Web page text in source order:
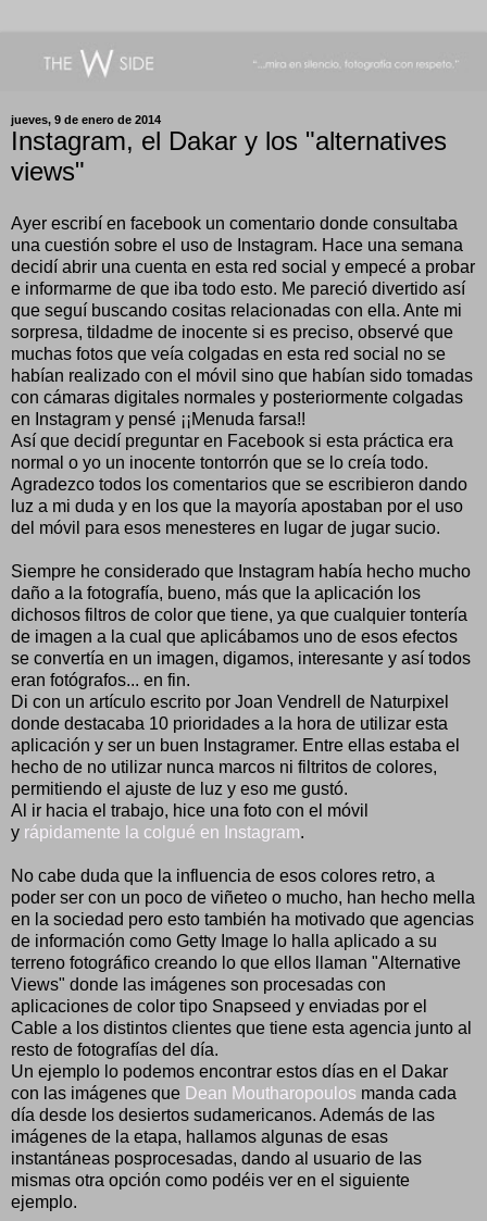
jueves, 9 de enero de 2014
Instagram, el Dakar y los "alternatives
views"
Ayer escribí en facebook un comentario donde consultaba
una cuestión sobre el uso de Instagram. Hace una semana
decidí abrir una cuenta en esta red social y empecé a probar
e informarme de que iba todo esto. Me pareció divertido así
que seguí buscando cositas relacionadas con ella. Ante mi
sorpresa, tildadme de inocente si es preciso, observé que
muchas fotos que veía colgadas en esta red social no se
habían realizado con el móvil sino que habían sido tomadas
con cámaras digitales normales y posteriormente colgadas
en Instagram y pensé ¡¡Menuda farsa!!
Así que decidí preguntar en Facebook si esta práctica era
normal o yo un inocente tontorrón que se lo creía todo.
Agradezco todos los comentarios que se escribieron dando
luz a mi duda y en los que la mayoría apostaban por el uso
del móvil para esos menesteres en lugar de jugar sucio.
Siempre he considerado que Instagram había hecho mucho
daño a la fotografía, bueno, más que la aplicación los
dichosos filtros de color que tiene, ya que cualquier tontería
de imagen a la cual que aplicábamos uno de esos efectos
se convertía en un imagen, digamos, interesante y así todos
eran fotógrafos... en fin.
Di con un artículo escrito por Joan Vendrell de Naturpixel
donde destacaba 10 prioridades a la hora de utilizar esta
aplicación y ser un buen Instagramer. Entre ellas estaba el
hecho de no utilizar nunca marcos ni filtritos de colores,
permitiendo el ajuste de luz y eso me gustó.
Al ir hacia el trabajo, hice una foto con el móvil
y rápidamente la colgué en Instagram.
No cabe duda que la influencia de esos colores retro, a
poder ser con un poco de viñeteo o mucho, han hecho mella
en la sociedad pero esto también ha motivado que agencias
de información como Getty Image lo halla aplicado a su
terreno fotográfico creando lo que ellos llaman "Alternative
Views" donde las imágenes son procesadas con
aplicaciones de color tipo Snapseed y enviadas por el
Cable a los distintos clientes que tiene esta agencia junto al
resto de fotografías del día.
Un ejemplo lo podemos encontrar estos días en el Dakar
con las imágenes que Dean Moutharopoulos manda cada
día desde los desiertos sudamericanos. Además de las
imágenes de la etapa, hallamos algunas de esas
instantáneas posprocesadas, dando al usuario de las
mismas otra opción como podéis ver en el siguiente
ejemplo.